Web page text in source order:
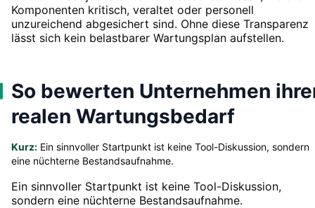
Komponenten kritisch, veraltet oder personell
unzureichend abgesichert sind. Ohne diese Transparenz
lässt sich kein belastbarer Wartungsplan aufstellen.
So bewerten Unternehmen
realen Wartungsbedarf
Kurz: Ein sinnvoller Startpunkt ist keine Tool-Diskussion, sondern
eine nüchterne Bestandsaufnahme.
Ein sinnvoller Startpunkt ist keine Tool-Diskussion,
sondern eine nüchterne Bestandsaufnahme.